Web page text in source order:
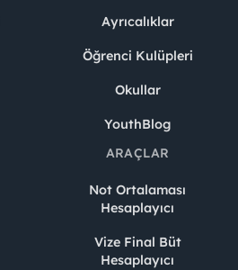
Ayrıcalıklar
Öğrenci Kulüpleri
Okullar
YouthBlog
ARAÇLAR
Not Ortalaması
Hesaplayıcı
Vize Final Büt
Hesaplayıcı